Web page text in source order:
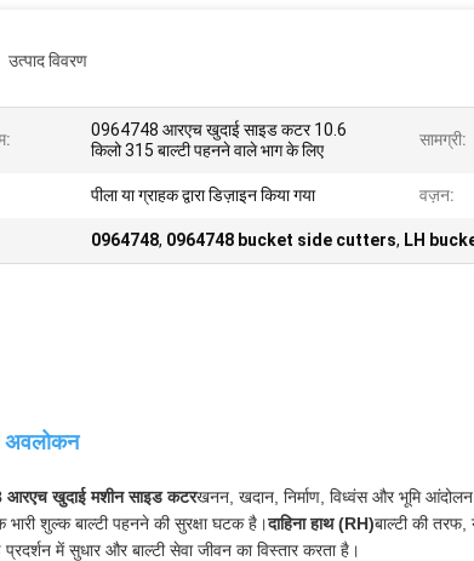
उत्पाद विवरण
0964748 आरएच खुदाई साइड कटर 10.6
किलो 315 बाल्टी पहनने वाले भाग के लिए
सामग्री:
पीला या ग्राहक द्वारा डिज़ाइन किया गया वज़न:
0964748, 0964748 bucket side cutters, LH
अवलोकन
खुदाई मशीन साइड कटरखनन, खदान, निर्माण, विध्वंस और भूमि
भारी शुल्क बाल्टी पहनने की सुरक्षा घटक है।दाहिना हाथ (RH)बाल्टी की तरफ,
में सुधार और बाल्टी सेवा जीवन का विस्तार करता है।